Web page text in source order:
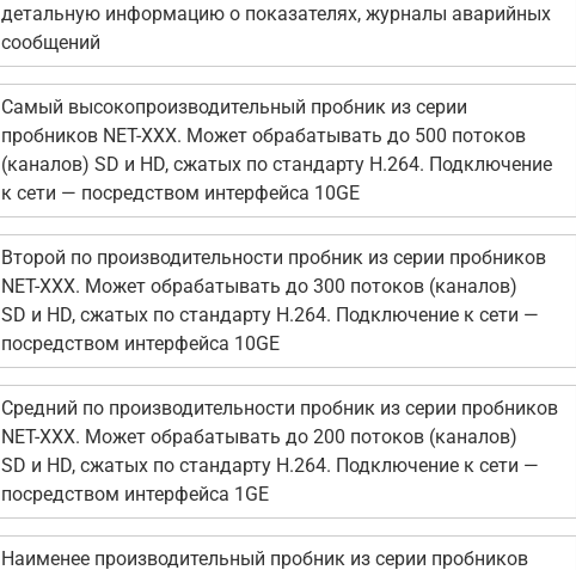
детальную информацию о показателях, журналы аварийных
сообщений
Самый высокопроизводительный пробник из серии
пробников NET-XXX. Может обрабатывать до 500 потоков
(каналов) SD и HD, сжатых по стандарту H.264. Подключение
к сети — посредством интерфейса 10GE
Второй по производительности пробник из серии пробников
NET-XXX. Может обрабатывать до 300 потоков (каналов)
SD и HD, сжатых по стандарту H.264. Подключение к сети —
посредством интерфейса 10GE
Средний по производительности пробник из серии пробников
NET-XXX. Может обрабатывать до 200 потоков (каналов)
SD и HD, сжатых по стандарту H.264. Подключение к сети —
посредством интерфейса 1GE
Наименее производительный пробник из серии пробников